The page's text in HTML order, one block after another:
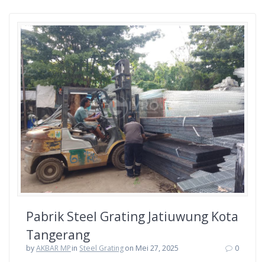
Pabrik Steel Grating Jatiuwung Kota
Tangerang
byAKBAR MPin Steel Gratingon Mei 27, 2025 0